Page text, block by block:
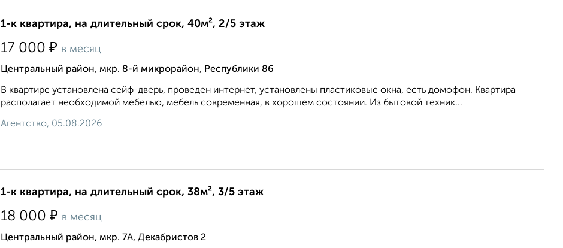
1-к квартира, на длительный срок, 40м², 2/5 этаж
17 000 ₽ в месяц
Центральный район, мкр. 8-й микрорайон, Республики 86
В квартире установлена сейф-дверь, проведен интернет, установлены пластиковые окна, есть домофон. Квартира
располагает необходимой мебелью, мебель современная, в хорошем состоянии. Из бытовой техник...
Агентство, 05.08.2026
1-к квартира, на длительный срок, 38м², 3/5 этаж
18 000 ₽ в месяц
Центральный район, мкр. 7А, Декабристов 2